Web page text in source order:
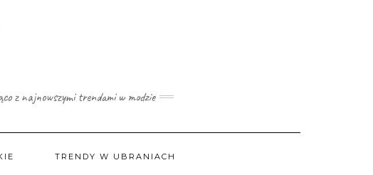
z najnowszymi trendami w modzie
TRENDY W UBRANIACH